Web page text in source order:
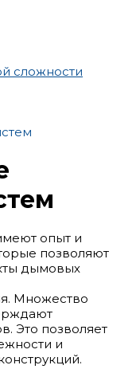
сложности
опыт и
позволяют
дымовых
Множество
Это позволяет
и